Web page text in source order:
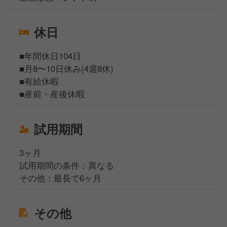
休日
■年間休日104日
■月8〜10日休み(4週8休)
■有給休暇
■産前・産後休暇
試用期間
3ヶ月
試用期間の条件：異なる
その他：最長で6ヶ月
その他